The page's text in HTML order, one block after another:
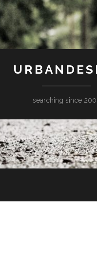
searching since